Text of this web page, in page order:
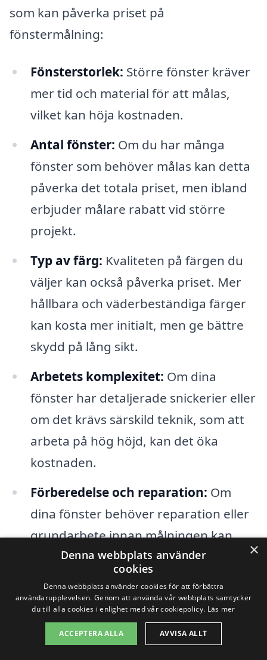
som kan påverka priset på
fönstermålning:
Fönsterstorlek: Större fönster kräver
mer tid och material för att målas,
vilket kan höja kostnaden.
Antal fönster: Om du har många
fönster som behöver målas kan detta
påverka det totala priset, men ibland
erbjuder målare rabatt vid större
projekt.
Typ av färg: Kvaliteten på färgen du
väljer kan också påverka priset. Mer
hållbara och väderbeständiga färger
kan kosta mer initialt, men ge bättre
skydd på lång sikt.
Arbetets komplexitet: Om dina
fönster har detaljerade snickerier eller
om det krävs särskild teknik, som att
arbeta på hög höjd, kan det öka
kostnaden.
Förberedelse och reparation: Om
dina fönster behöver reparation eller
grundarbete innan målningen kan
detta också påverka priset, eftersom
det kräver extra tid och arbetskraft.
För att få en rättvis och detaljerad offert
som passar just dina behov,
×
Denna webbplats använder
cookies
Denna webbplats använder cookies för att förbättra
användarupplevelsen. Genom att använda vår webbplats samtycker
du till alla cookies i enlighet med vår cookiepolicy. Läs mer
ACCEPTERA ALLA AVVISA ALLT